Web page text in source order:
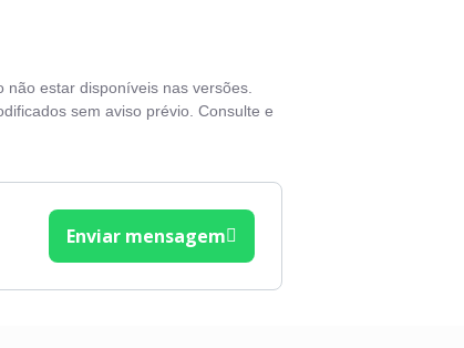
estar disponíveis nas versões.
sem aviso prévio. Consulte e
Enviar mensagem